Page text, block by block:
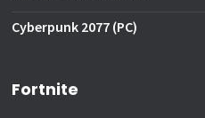
Cyberpunk 2077 (PC)
Fortnite